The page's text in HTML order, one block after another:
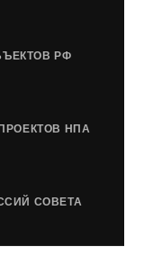
РФ
НПА
СОВЕТА